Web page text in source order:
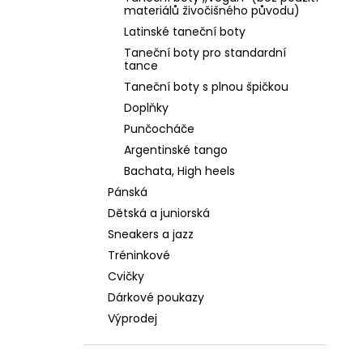
materiálů živočišného původu)
Latinské taneční boty
Taneční boty pro standardní
tance
Taneční boty s plnou špičkou
Doplňky
Punčocháče
Argentinské tango
Bachata, High heels
Pánská
Dětská a juniorská
Sneakers a jazz
Tréninkové
Cvičky
Dárkové poukazy
Výprodej
2 590 Kč